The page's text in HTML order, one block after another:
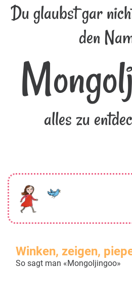
Du glaubst gar
den
alles zu
Winken, zeigen,
So sagt man «Mongoljingoo»